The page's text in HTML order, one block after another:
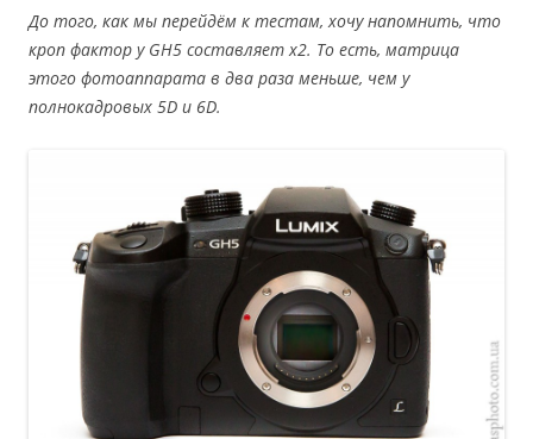
До того, как мы перейдём к тестам, хочу напомнить, что
кроп фактор у GH5 составляет х2. То есть, матрица
этого фотоаппарата в два раза меньше, чем у
полнокадровых 5D и 6D.